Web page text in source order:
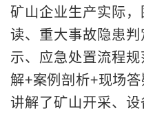
矿山企业生产实际
读、重大事故隐患
示、应急处置流程
解+案例剖析+现场
讲解了矿山开采、